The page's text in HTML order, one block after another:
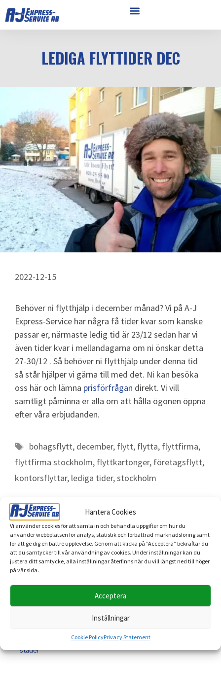
Hantera Cookies
Vi använder cookies för att samla in och behandla uppgifter om hur du
använder webbplatsen för analys, statistik och förbättrad marknadsföring samt
för att ge dig en bättre upplevelse. Genom att klicka på ”Acceptera” bekräftar du
att du samtycker till vår användning av cookies. Under inställningar kan du
justera ditt samtycke, alla inställningar återfinns när du vill längst ned till höger
på vår sida.
Acceptera
Inställningar
Cookie PolicyPrivacy Statement
LEDIGA FLYTTIDER DEC
2022-12-15
Behöver ni flytthjälp i december månad? Vi på A-J
Express-Service har några få tider kvar som kanske
passar er, närmaste ledig tid är 23/12 sedan har vi
även tider kvar i mellandagarna om ni önskar detta
27-30/12 . Så behöver ni flytthjälp under denna tid
så står hjälper vi gärna till med det. Ni kan besöka
oss här och lämna prisförfrågan direkt. Vi vill
samtligt påminna er alla om att hålla ögonen öppna
efter våra erbjudanden.
bohagsflytt, december, flytt, flytta, flyttfirma,
flyttfirma stockholm, flyttkartonger, företagsflytt,
kontorsflyttar, lediga tider,stockholm
Läs mer
Magnus – vår transportledare som får flytten att fungera
Öppettider Midsommar
A-J Express-Service sänker priserna på utvalda flyttar 14–15
Vårstädning med A-J Express-Service – smart återbruk och
Express-Service i Stockholm, Uppsala, Västerås och fler
städer